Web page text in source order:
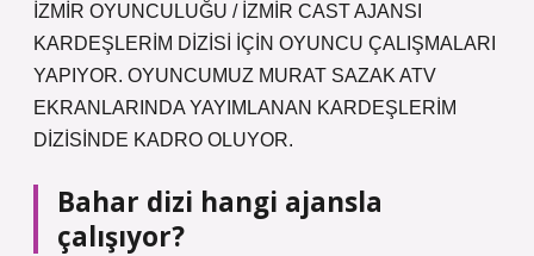
İZMİR OYUNCULUĞU / İZMİR CAST AJANSI
KARDEŞLERİM DİZİSİ İÇİN OYUNCU ÇALIŞMALARI
YAPIYOR. OYUNCUMUZ MURAT SAZAK ATV
EKRANLARINDA YAYIMLANAN KARDEŞLERİM
DİZİSİNDE KADRO OLUYOR.
Bahar dizi hangi ajansla
çalışıyor?